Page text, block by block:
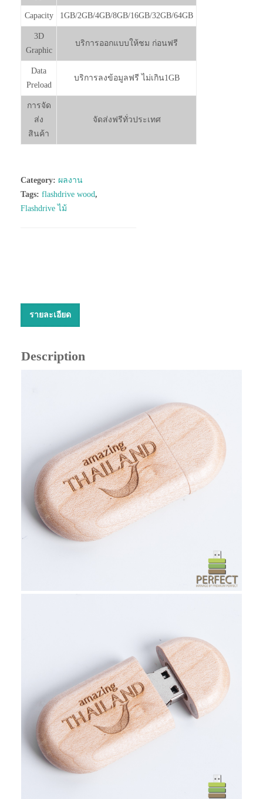
Capacity 1GB/2GB/4GB/8GB/16GB/32GB/64GB
3D
Graphic
บริการออกแบบให้ชม ก่อนฟรี
Data
Preload
บริการลงข้อมูลฟรี ไม่เกิน1GB
การจัด
ส่ง
สินค้า
จัดส่งฟรีทั่วประเทศ
Category: ผลงาน
Tags: flashdrive wood,
Flashdrive ไม้
รายละเอียด
Description